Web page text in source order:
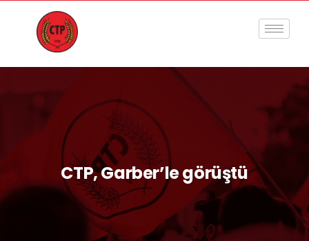
CTP, Garber’le görüştü